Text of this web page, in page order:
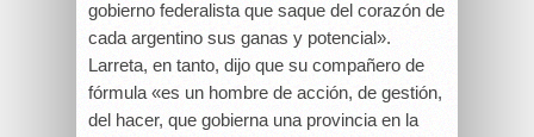
gobierno federalista que saque del corazón de
cada argentino sus ganas y potencial».
Larreta, en tanto, dijo que su compañero de
fórmula «es un hombre de acción, de gestión,
del hacer, que gobierna una provincia en la